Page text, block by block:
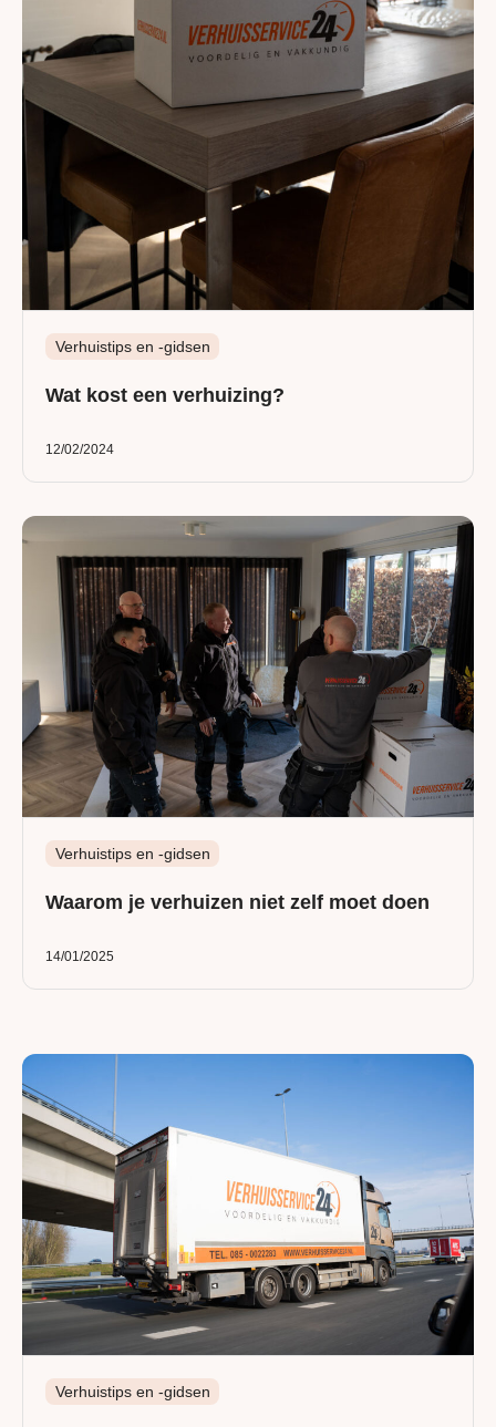
Verhuistips en -gidsen
Wat kost een verhuizing?
12/02/2024
Verhuistips en -gidsen
Waarom je verhuizen niet zelf moet doen
14/01/2025
Verhuistips en -gidsen